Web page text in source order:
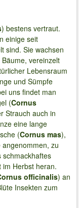
) bestens vertraut.
einige seit
sind. Sie wachsen
vereinzelt
Lebensraum
und Sümpfe
uns findet man
(Cornus
Strauch auch in
eine lange
(Cornus mas),
zu
schmackhaftes
im Herbst heran.
officinalis) an
Insekten zum